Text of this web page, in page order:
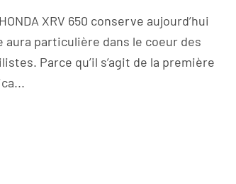
XRV 650 conserve aujourd’hui
aura particulière dans le coeur des
Parce qu’il s’agit de la première